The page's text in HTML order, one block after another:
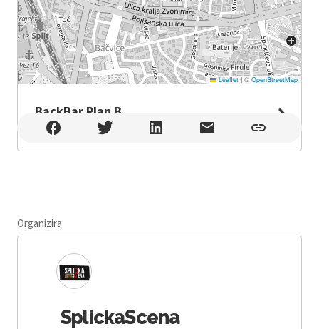
Leaflet |© OpenStreetMap
BackBar Plan B
BackBar Plan B , Split
Organizira
SplickaScena